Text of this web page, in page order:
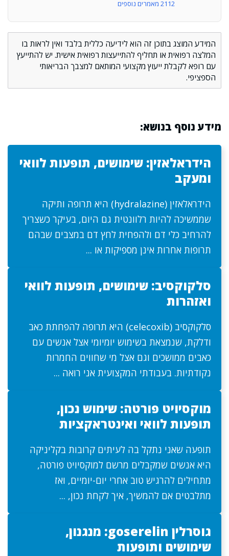
2112 מאמרים נוספים
המידע המוצג בתוכן זה הוא לידיעה כללית בלבד ואין לראות בו
המלצה רפואית או תחליף להתייעצות רפואית אישית. יש להתייעץ
עם רופא לקבלת ייעוץ מקצועי המותאם למצבך הבריאותי
הספציפי.
מידע נוסף בנושא:
הידראלאזין: שימושים, תופעות לוואי
ומעקב
הידראלאזין (hydralazine) היא תרופה ותיקה
שממשיכה להיות רלוונטית גם היום, בעיקר כשצריך
להרחיב כלי דם ולהפחית לחץ דם במצבים שבהם
תרופות אחרות אינן מספיקות או ...
סלקוקסיב: שימושים, תופעות לוואי
ואזהרות
סלקוקסיב (celecoxib) היא תרופה להפחתת כאב
ודלקת, שנמצאת בשימוש יומיומי אצל אנשים עם
כאבים ממושכים וגם אצל מי שחווים החמרות
נקודתיות. בעבודתי המקצועית אני רואה ...
מוקסיויט פורטה: שימוש נכון,
תופעות לוואי ואינטראקציות
תופעה שאני נתקל בה לעיתים קרובות בקליניקה
היא אנשים שמקבלים מרשם למוקסיויט פורטה,
מתחילים להרגיש טוב אחרי יום-יומיים, ואז
מתלבטים אם להמשיך, איך לקחת נכון, ...
גוסרלין goserelin: מנגנון,
שימושים ותופעות